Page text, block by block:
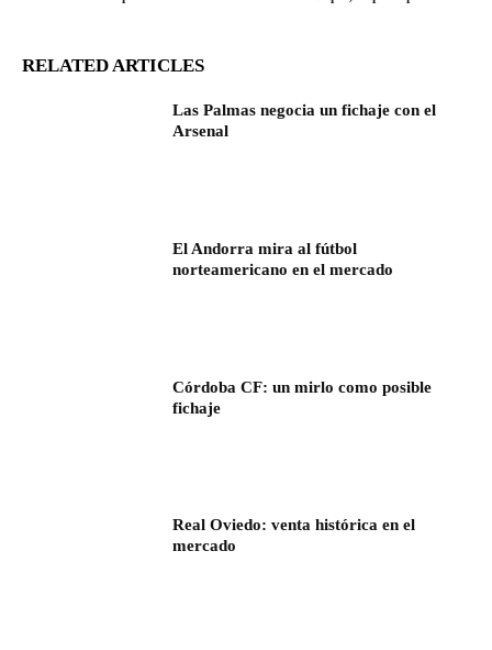
RELATED ARTICLES
Las Palmas negocia un fichaje con el
Arsenal
El Andorra mira al fútbol
norteamericano en el mercado
Córdoba CF: un mirlo como posible
fichaje
Real Oviedo: venta histórica en el
mercado